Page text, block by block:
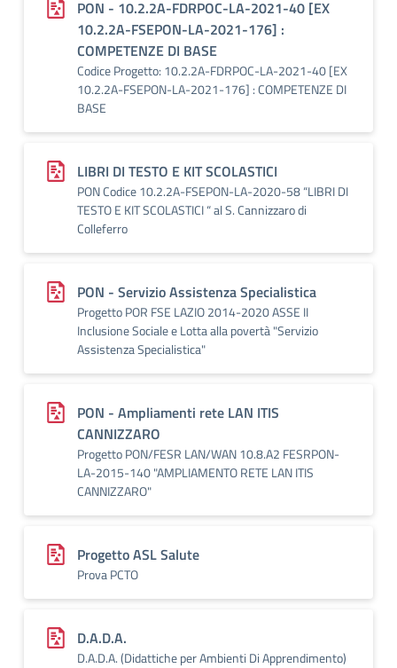
PON - 10.2.2A-FDRPOC-LA-2021-40 [EX
10.2.2A-FSEPON-LA-2021-176] :
COMPETENZE DI BASE
Codice Progetto: 10.2.2A-FDRPOC-LA-2021-40 [EX
10.2.2A-FSEPON-LA-2021-176] : COMPETENZE DI
BASE
LIBRI DI TESTO E KIT SCOLASTICI
PON Codice 10.2.2A-FSEPON-LA-2020-58 “LIBRI DI
TESTO E KIT SCOLASTICI “ al S. Cannizzaro di
Colleferro
PON - Servizio Assistenza Specialistica
Progetto POR FSE LAZIO 2014-2020 ASSE II
Inclusione Sociale e Lotta alla povertà "Servizio
Assistenza Specialistica"
PON - Ampliamenti rete LAN ITIS
CANNIZZARO
Progetto PON/FESR LAN/WAN 10.8.A2 FESRPON-
LA-2015-140 "AMPLIAMENTO RETE LAN ITIS
CANNIZZARO"
Progetto ASL Salute
Prova PCTO
D.A.D.A.
D.A.D.A. (Didattiche per Ambienti Di Apprendimento)